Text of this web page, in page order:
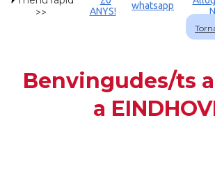
>>
ANYS!
whatsapp
Benvingudes/ts
a